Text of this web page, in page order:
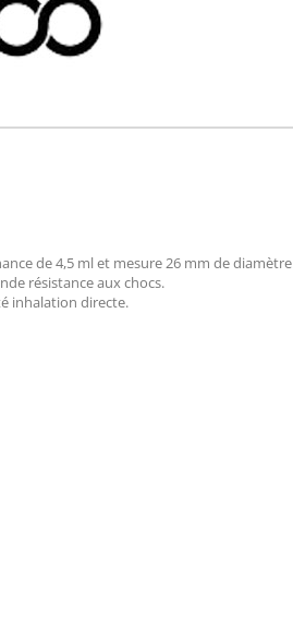
de 4,5 ml et mesure 26 mm de
résistance aux chocs.
inhalation directe.